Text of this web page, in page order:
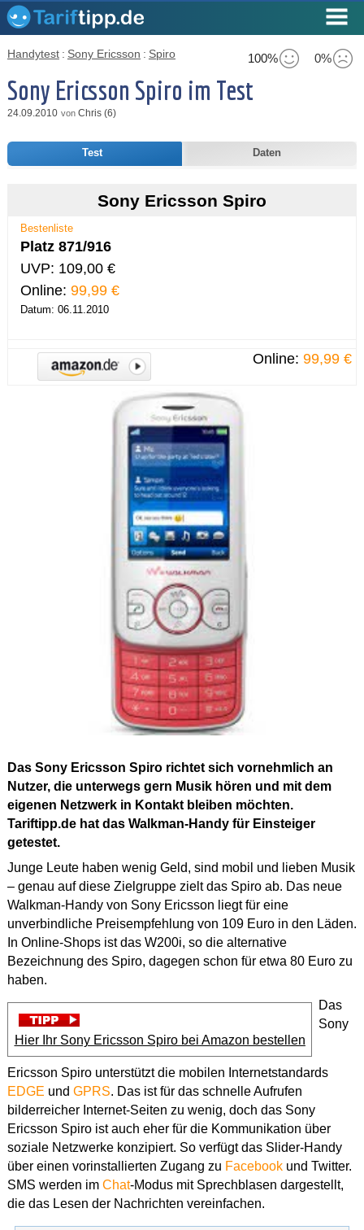
100% 0%
Handytest : Sony Ericsson : Spiro
Sony Ericsson Spiro im Test
24.09.2010 von Chris (6)
Test Daten
Sony Ericsson Spiro
Bestenliste
Platz 871/916
UVP: 109,00 €
Online: 99,99 €
Datum: 06.11.2010
Online:99,99 €
Das Sony Ericsson Spiro richtet sich vornehmlich an
Nutzer, die unterwegs gern Musik hören und mit dem
eigenen Netzwerk in Kontakt bleiben möchten.
Tariftipp.de hat das Walkman-Handy für Einsteiger
getestet.
Junge Leute haben wenig Geld, sind mobil und lieben Musik
– genau auf diese Zielgruppe zielt das Spiro ab. Das neue
Walkman-Handy von Sony Ericsson liegt für eine
unverbindliche Preisempfehlung von 109 Euro in den Läden.
In Online-Shops ist das W200i, so die alternative
Bezeichnung des Spiro, dagegen schon für etwa 80 Euro zu
haben.
Hier Ihr Sony Ericsson Spiro bei Amazon bestellen
Das
Sony
Ericsson Spiro unterstützt die mobilen Internetstandards
EDGE und GPRS. Das ist für das schnelle Aufrufen
bilderreicher Internet-Seiten zu wenig, doch das Sony
Ericsson Spiro ist auch eher für die Kommunikation über
soziale Netzwerke konzipiert. So verfügt das Slider-Handy
über einen vorinstallierten Zugang zu Facebookund Twitter.
SMS werden im Chat-Modus mit Sprechblasen dargestellt,
die das Lesen der Nachrichten vereinfachen.